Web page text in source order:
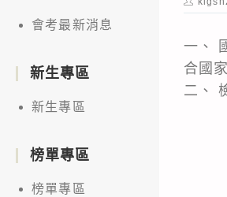
author:
一、
合國
二、
會考最新消息
新生專區
新生專區
榜單專區
榜單專區